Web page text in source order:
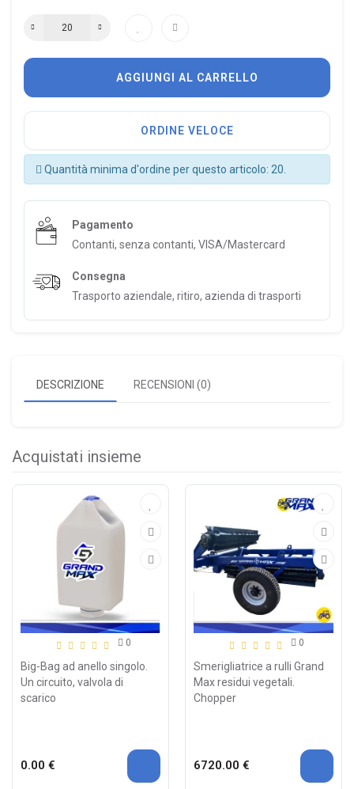
AGGIUNGI AL CARRELLO
ORDINE VELOCE
Quantità minima d'ordine per questo articolo: 20.
Pagamento
Contanti, senza contanti, VISA/Mastercard
Consegna
Trasporto aziendale, ritiro, azienda di trasporti
DESCRIZIONE RECENSIONI (0)
Acquistati insieme
0
Big-Bag ad anello singolo.
Un circuito, valvola di
scarico
0.00 €
0
Smerigliatrice a rulli Grand
Max residui vegetali.
Chopper
6720.00 €